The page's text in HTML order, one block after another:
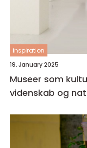
inspiration
19. January 2025
Museer som
videnskab og